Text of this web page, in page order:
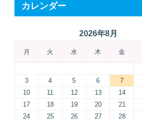
カレンダー
2026年8月
月 火 水 木 金
3
4 5 6 7
10
11 12 13 14
17
18 19 20 21
24
25 26 27 28